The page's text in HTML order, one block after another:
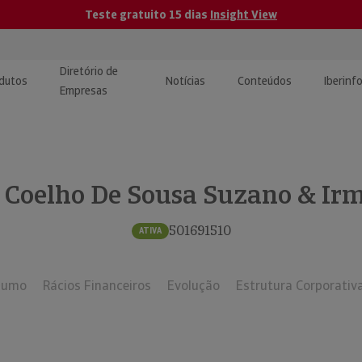
Teste gratuito 15 dias Insight View
e Monitorização de
Diretório de
Empresas
Notícias Conteúdos
| Estudos e
De Sousa Suzano &
ATIVA 501691510
Rácios Financeiros Evolução Estrutura Corporativa